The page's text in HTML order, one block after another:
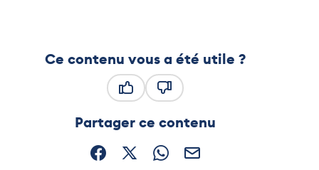
Ce contenu vous a été utile ?
Partager ce contenu
Partager sur Facebook (nouvelle fenêtre)
Partager sur X / Twitter (nouvelle
Partager sur WhatsApp
Partager par mail